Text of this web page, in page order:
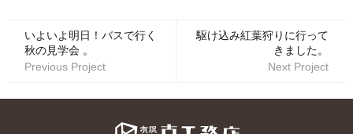
いよいよ明日！バスで行く
秋の見学会 。
Previous Project
駆け込み紅葉狩りに行って
きました。
Next Project